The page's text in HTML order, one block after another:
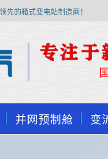
的箱式变电站制造商！
并网预制舱 变